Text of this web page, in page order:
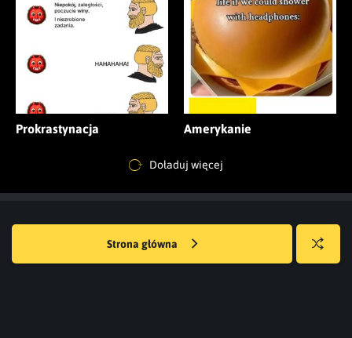
Prokrastynacja Amerykanie
Doładuj więcej
Strona główna